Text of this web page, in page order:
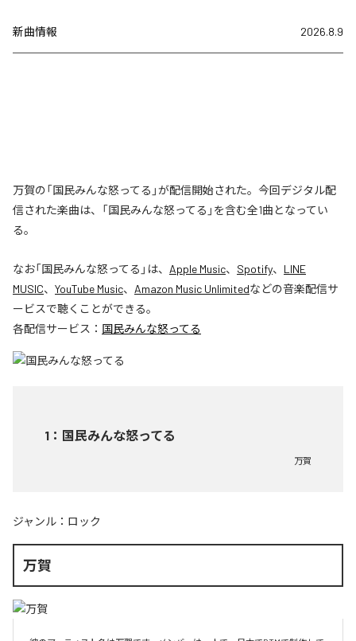
新曲情報 2026.8.9
万賀の「国民みんな怒ってる」が配信開始された。今回デジタル配
信された楽曲は、「国民みんな怒ってる」を含む全1曲となってい
る。
なお「国民みんな怒ってる 」は、 Apple Music、 Spotify、 LINE
MUSIC、 YouTube Music、 Amazon Music Unlimitedなどの音楽配信サ
ービスで聴くことができる。
各配信サービス： 国民みんな怒ってる
1 ： 国民みんな怒ってる
万賀
ジャンル： ロック
万賀